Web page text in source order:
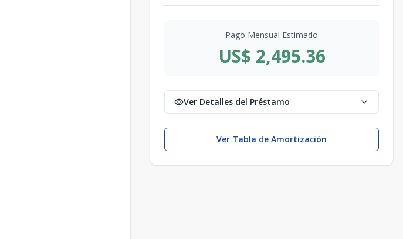
Pago Mensual Estimado
US$ 2,495.36
Ver Detalles del Préstamo
Ver Tabla de Amortización